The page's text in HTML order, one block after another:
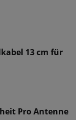
13 cm für
Pro Antenne